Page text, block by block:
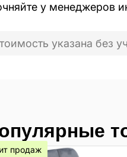
у менеджеров
указана без
продаж